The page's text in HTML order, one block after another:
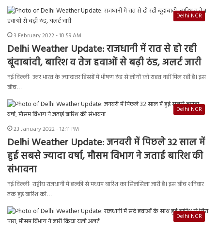
Delhi NCR
3 February 2022 - 10:59 AM
Delhi Weather Update: राजधानी में रात से हो रही
बूंदाबांदी, बारिश व तेज हवाओं से बढ़ी ठंड, अलर्ट जारी
नई दिल्लीः उत्तर भारत के ज्यादातर हिस्सों में भीषण ठंड से लोगों को राहत नहीं मिल रही है। इस
बीच…
Delhi NCR
23 January 2022 - 12:11 PM
Delhi Weather Update: जनवरी में पिछले 32 साल में
हुई सबसे ज्यादा वर्षा, मौसम विभाग ने जताई बारिश की
संभावना
नई दिल्लीः राष्ट्रीय राजधानी में हल्की से मध्यम बारिश का सिलसिला जारी है। इस बीच शनिवार
तक हुई बारिश को…
Delhi NCR